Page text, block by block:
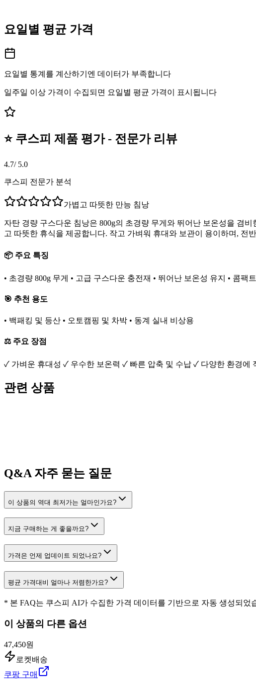
요일별 평균 가격
요일별 통계를 계산하기엔 데이터가 부족합니다
일주일 이상 가격이 수집되면 요일별 평균 가격이 표시됩니다
⭐ 쿠스피 제품 평가 - 전문가 리뷰
4.7/ 5.0
쿠스피 전문가 분석
가볍고 따뜻한 만능 침낭
자탄 경량 구스다운 침낭은 800g의 초경량 무게와 뛰어난 보온성을 겸
고 따뜻한 휴식을 제공합니다. 작고 가벼워 휴대와 보관이 용이하며, 전
📦 주요 특징
• 초경량 800g 무게 • 고급 구스다운 충전재 • 뛰어난 보온성 유지 • 콤팩
🎯 추천 용도
• 백패킹 및 등산 • 오토캠핑 및 차박 • 동계 실내 비상용
⚖️ 주요 장점
✓ 가벼운 휴대성 ✓ 우수한 보온력 ✓ 빠른 압축 및 수납 ✓ 다양한 환경에
관련 상품
Q&A 자주 묻는 질문
이 상품의 역대 최저가는 얼마인가요?
지금 구매하는 게 좋을까요?
가격은 언제 업데이트 되었나요?
평균 가격대비 얼마나 저렴한가요?
* 본 FAQ는 쿠스피 AI가 수집한 가격 데이터를 기반으로 자동 생성되었
이 상품의 다른 옵션
47,450원
로켓배송
쿠팡 구매